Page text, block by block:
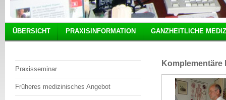
ÜBERSICHT PRAXISINFORMATION GANZHEITLICHE
Praxisseminar
Früheres medizinisches Angebot
Komplementäre